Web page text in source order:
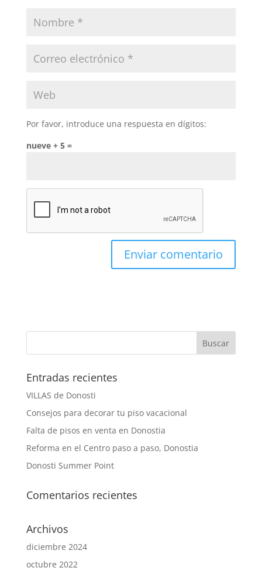
Por favor, introduce una respuesta en dígitos:
nueve + 5 =
Entradas recientes
VILLAS de Donosti
Consejos para decorar tu piso vacacional
Falta de pisos en venta en Donostia
Reforma en el Centro paso a paso, Donostia
Donosti Summer Point
Comentarios recientes
Archivos
diciembre 2024
octubre 2022